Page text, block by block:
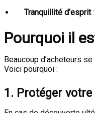
Tranquillité d’esprit:
Pourquoi il
Beaucoup d’acheteurs
Voici pourquoi :
1. Protéger